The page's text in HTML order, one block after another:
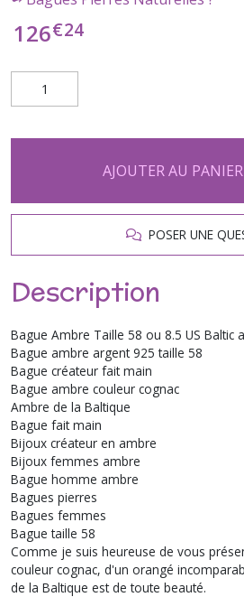
126€24
AJOUTER AU PANIER
POSER UNE
Description
Bague Ambre Taille 58 ou 8.5 US Baltic
Bague ambre argent 925 taille 58
Bague créateur fait main
Bague ambre couleur cognac
Ambre de la Baltique
Bague fait main
Bijoux créateur en ambre
Bijoux femmes ambre
Bague homme ambre
Bagues pierres
Bagues femmes
Bague taille 58
Comme je suis heureuse de vous
couleur cognac, d'un orangé
de la Baltique est de toute beauté.